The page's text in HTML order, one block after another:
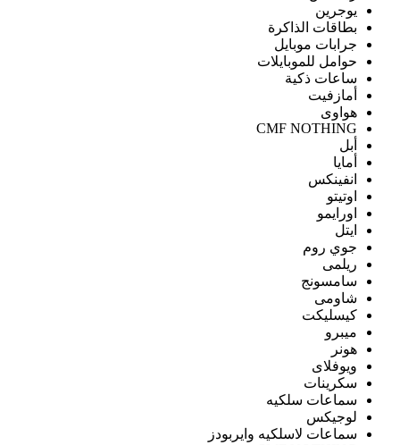
يوجرين
بطاقات الذاكرة
جرابات موبايل
حوامل للموبايلات
ساعات ذكية
أمازفيت
هواوى
CMF NOTHING
أبل
أمايا
انفينكس
اوتيتو
اورايمو
ايتل
جوي روم
ريلمى
سامسونج
شاومى
كيسليكت
ميبرو
هونر
ويوفلاى
سكرينات
سماعات سلكيه
لوجيكس
سماعات لاسلكيه وايربودز